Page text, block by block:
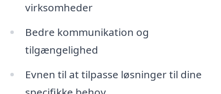
virksomheder
Bedre kommunikation og
tilgængelighed
Evnen til at tilpasse løsninger til dine